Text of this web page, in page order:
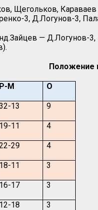
Щегольков,
3, Д.Логунов-3,
— Д.Логунов-
Положение
Р-М О
13 9
19-11 4
29 4
18-11 3
16-17 3
12-18 3